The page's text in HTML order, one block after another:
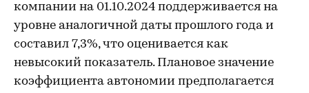
компании на 01.10.2024 поддерживается на
уровне аналогичной даты прошлого года и
составил 7,3%, что оценивается как
невысокий показатель. Плановое значение
коэффициента автономии предполагается